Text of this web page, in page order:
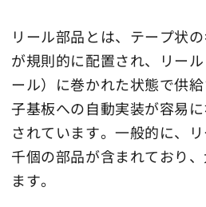
リール部品とは、テープ状
が規則的に配置され、リー
ール）に巻かれた状態で供
子基板への自動実装が容易
されています。一般的に、
千個の部品が含まれており
ます。